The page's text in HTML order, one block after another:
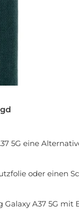
5G eine
oder einen
Galaxy A37 5G